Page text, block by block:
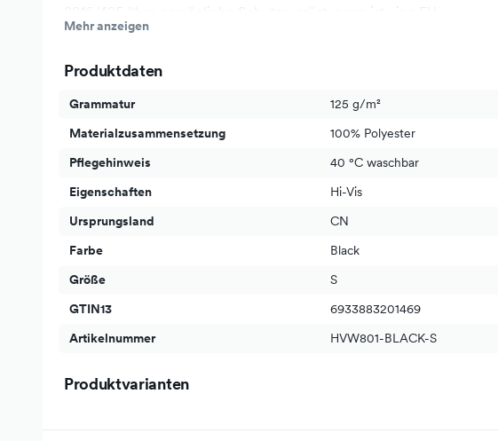
Konformitätserklärung durch den Hersteller obligatorisch. Diese
Mehr anzeigen
Produktdaten
Grammatur
125 g/m²
Materialzusammensetzung
100% Polyester
Pflegehinweis
40 °C waschbar
Eigenschaften
Hi-Vis
Ursprungsland
CN
Farbe
Black
Größe
S
GTIN13
6933883201469
Artikelnummer
HVW801-BLACK-S
Produktvarianten